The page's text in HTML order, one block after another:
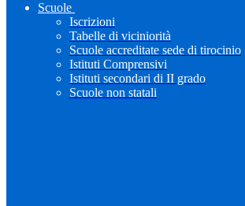
Scuole
Iscrizioni
Tabelle di viciniorità
Scuole accreditate sede di tirocinio
Istituti Comprensivi
Istituti secondari di II grado
Scuole non statali